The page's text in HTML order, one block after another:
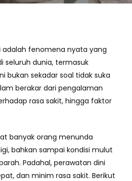
adalah fenomena nyata yang
seluruh dunia, termasuk
bukan sekadar soal tidak suka
berakar dari pengalaman
rasa sakit, hingga faktor
banyak orang menunda
bahkan sampai kondisi mulut
Padahal, perawatan dini
dan minim rasa sakit. Berikut